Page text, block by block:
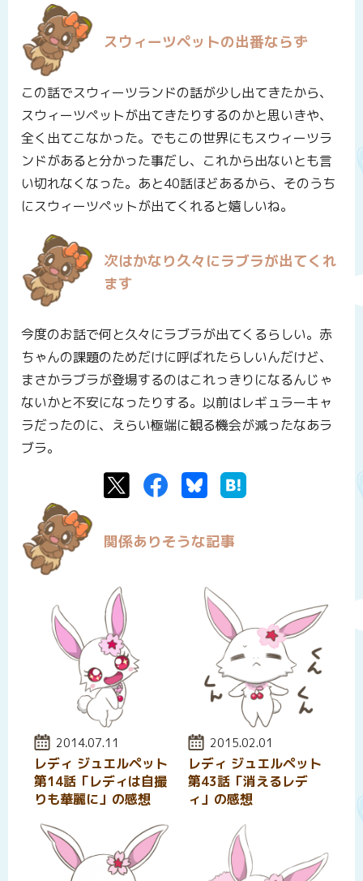
スウィーツペットの出番ならず
この話でスウィーツランドの話が少し出てきたから、
スウィーツペットが出てきたりするのかと思いきや、
全く出てこなかった。でもこの世界にもスウィーツラ
ンドがあると分かった事だし、これから出ないとも言
い切れなくなった。あと40話ほどあるから、そのうち
にスウィーツペットが出てくれると嬉しいね。
次はかなり久々にラブラが出てくれ
ます
今度のお話で何と久々にラブラが出てくるらしい。赤
ちゃんの課題のためだけに呼ばれたらしいんだけど、
まさかラブラが登場するのはこれっきりになるんじゃ
ないかと不安になったりする。以前はレギュラーキャ
ラだったのに、えらい極端に観る機会が減ったなあラ
ブラ。
TwitterFacebookBluesky はてなブックマーク
関係ありそうな記事
投稿日:
2014.07.11
レディ ジュエルペット
第14話「レディは自撮
りも華麗に」の感想
投稿日:
2015.02.01
レディ ジュエルペット
第43話「消えるレデ
ィ」の感想